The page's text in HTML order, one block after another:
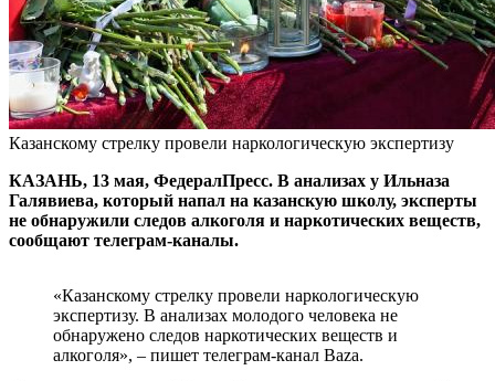
Казанскому стрелку провели наркологическую экспертизу
КАЗАНЬ, 13 мая, ФедералПресс. В анализах у Ильназа
Галявиева, который напал на казанскую школу, эксперты
не обнаружили следов алкоголя и наркотических веществ,
сообщают телеграм-каналы.
«Казанскому стрелку провели наркологическую
экспертизу. В анализах молодого человека не
обнаружено следов наркотических веществ и
алкоголя», – пишет телеграм-канал Baza.